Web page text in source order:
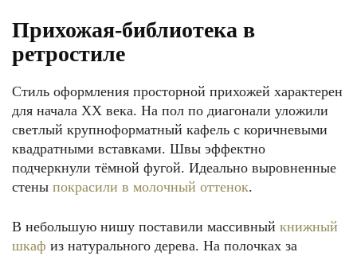
Прихожая-библиотека в
ретростиле
Стиль оформления просторной прихожей характерен
для начала XX века. На пол по диагонали уложили
светлый крупноформатный кафель с коричневыми
квадратными вставками. Швы эффектно
подчеркнули тёмной фугой. Идеально выровненные
стены покрасили в молочный оттенок.
В небольшую нишу поставили массивный книжный
шкаф из натурального дерева. На полочках за